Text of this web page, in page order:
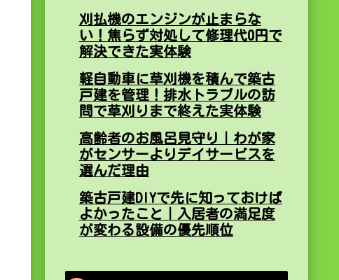
刈払機のエンジンが止まらな
い！焦らず対処して修理代0円で
解決できた実体験
軽自動車に草刈機を積んで築古
戸建を管理！排水トラブルの訪
問で草刈りまで終えた実体験
高齢者のお風呂見守り｜わが家
がセンサーよりデイサービスを
選んだ理由
築古戸建DIYで先に知っておけば
よかったこと｜入居者の満足度
が変わる設備の優先順位